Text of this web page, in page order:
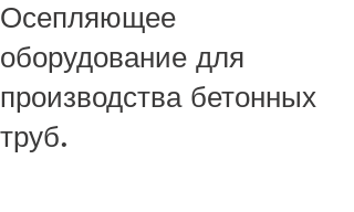
Осепляющее
оборудование для
производства бетонных
труб.